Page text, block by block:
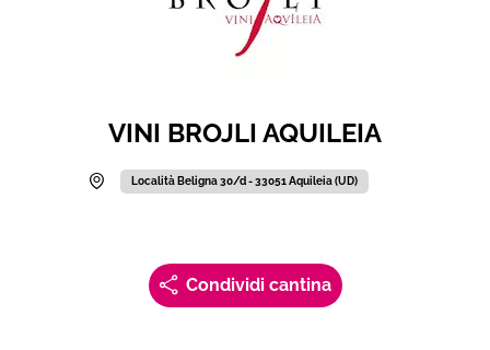
VINI BROJLI AQUILEIA
Località Beligna 30/d - 33051 Aquileia (UD)
Condividi cantina